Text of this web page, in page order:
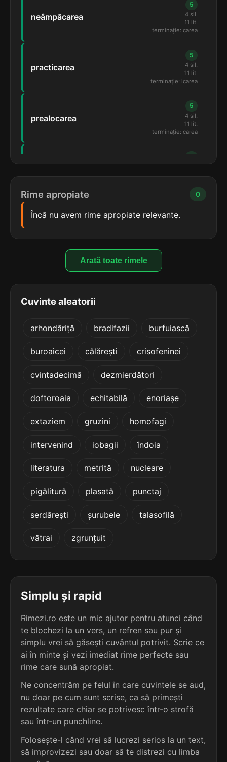
neâmpăcarea
5
4 sil.
11 lit.
terminație: carea
practicarea
5
4 sil.
11 lit.
terminație: icarea
prealocarea
5
4 sil.
11 lit.
terminație: carea
4 sil.
bifurcarea
calficarea
terminație: icarea
10 lit.
convocarea
criticarea
dealocarea
terminație: carea
deblocarea
5
decalcarea
5
4 sil.
terminație: carea
terminație: icarea
dislocarea
5
terminație: carea
Rime apropiate 0
Încă nu avem rime apropiate relevante.
Arată toate rimele
Cuvinte aleatorii
arhondăriță bradifazii burfuiască
buroaicei călărești crisofeninei
cvintadecimă dezmierdători
doftoroaia echitabilă enoriașe
extaziem gruzini homofagi
intervenind iobagii îndoia
literatura metrită nucleare
pigălitură plasată punctaj
serdărești șurubele talasofilă
vătrai zgrunțuit
Simplu și rapid
Rimezi.ro este un mic ajutor pentru atunci când
te blochezi la un vers, un refren sau pur și
simplu vrei să găsești cuvântul potrivit. Scrie ce
ai în minte și vezi imediat rime perfecte sau
rime care sună apropiat.
Ne concentrăm pe felul în care cuvintele se aud,
nu doar pe cum sunt scrise, ca să primești
rezultate care chiar se potrivesc într-o strofă
sau într-un punchline.
Folosește-l când vrei să lucrezi serios la un text,
să improvizezi sau doar să te distrezi cu limba